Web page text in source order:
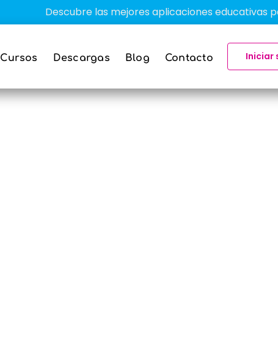
Descubre las mejores aplicaciones educativas
Cursos Descargas Blog Contacto Iniciar